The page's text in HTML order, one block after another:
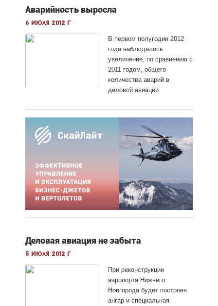
Аварийность выросла
6 июля 2012 г
В первом полугодии 2012
года наблюдалось
увеличение, по сравнению с
2011 годом, общего
количества аварий в
деловой авиации
Деловая авиация не забыта
5 июля 2012 г
При реконструкции
аэропорта Нижнего
Новгорода будет построен
ангар и специальная